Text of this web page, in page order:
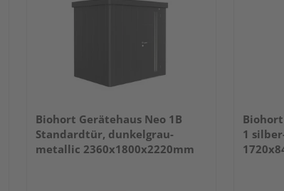
Biohort Gerätehaus Neo 1B
Standardtür, dunkelgrau-
metallic 2360x1800x2220mm
Biohort
1